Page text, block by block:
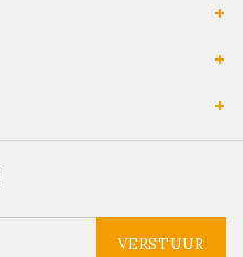
VERSTUUR